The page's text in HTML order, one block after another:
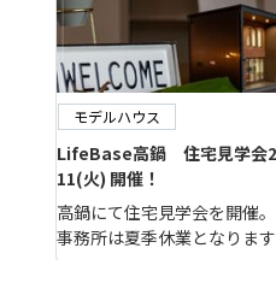
モデルハウス
LifeBase高鍋 住宅見学会
11(火) 開催！
高鍋にて住宅見学会を開催
事務所は夏季休業となりま
通常通り開催しております。